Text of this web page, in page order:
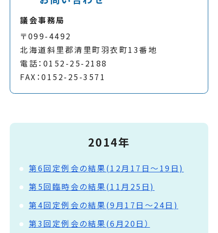
議会事務局
〒099-4492
北海道斜里郡清里町羽衣町13番地
電話：0152-25-2188
FAX：0152-25-3571
2014年
第6回定例会の結果(12月17日～19日)
第5回臨時会の結果(11月25日)
第4回定例会の結果(9月17日～24日)
第3回定例会の結果(6月20日）